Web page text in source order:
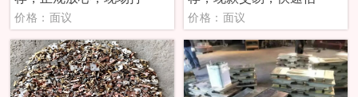
价格：面议 价格：面议